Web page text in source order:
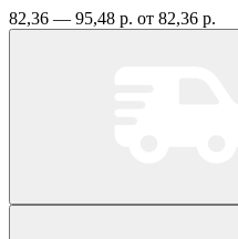
82,36 — 95,48 р. от 82,36 р.